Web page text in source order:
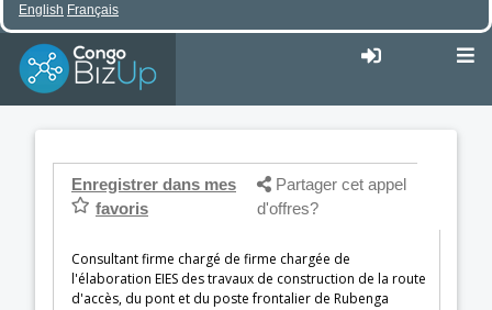
English Français
Enregistrer dans mes
favoris
Partager cet appel
d'offres?
Consultant firme chargé de firme chargée de
l'élaboration EIES des travaux de construction de la route
d'accès, du pont et du poste frontalier de Rubenga